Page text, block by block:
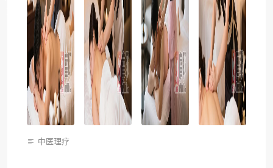
中医理疗